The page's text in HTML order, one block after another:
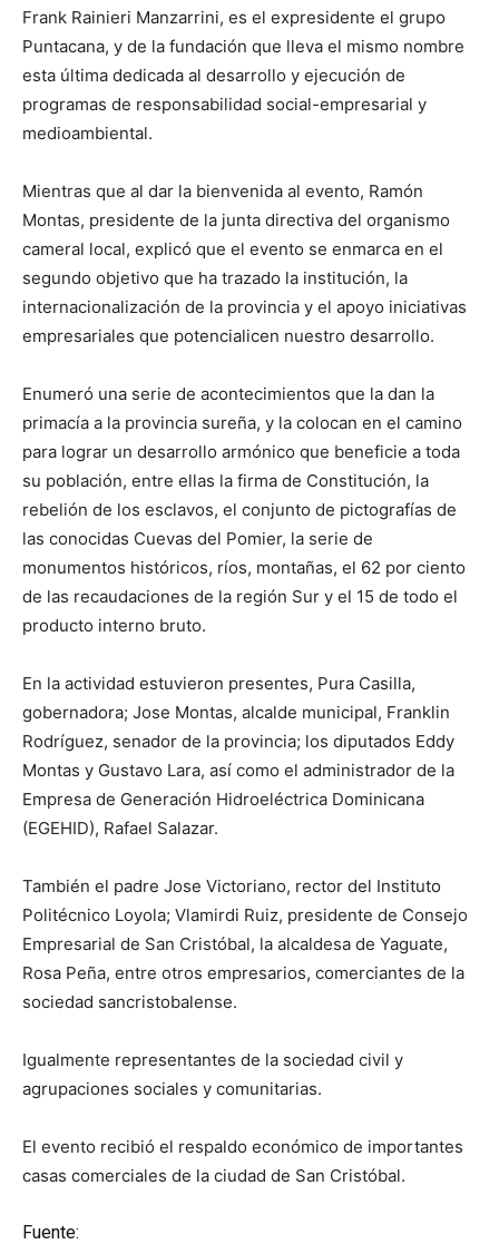
Frank Rainieri Manzarrini, es el expresidente el grupo
Puntacana, y de la fundación que lleva el mismo nombre
esta última dedicada al desarrollo y ejecución de
programas de responsabilidad social-empresarial y
medioambiental.
Mientras que al dar la bienvenida al evento, Ramón
Montas, presidente de la junta directiva del organismo
cameral local, explicó que el evento se enmarca en el
segundo objetivo que ha trazado la institución, la
internacionalización de la provincia y el apoyo iniciativas
empresariales que potencialicen nuestro desarrollo.
Enumeró una serie de acontecimientos que la dan la
primacía a la provincia sureña, y la colocan en el camino
para lograr un desarrollo armónico que beneficie a toda
su población, entre ellas la firma de Constitución, la
rebelión de los esclavos, el conjunto de pictografías de
las conocidas Cuevas del Pomier, la serie de
monumentos históricos, ríos, montañas, el 62 por ciento
de las recaudaciones de la región Sur y el 15 de todo el
producto interno bruto.
En la actividad estuvieron presentes, Pura Casilla,
gobernadora; Jose Montas, alcalde municipal, Franklin
Rodríguez, senador de la provincia; los diputados Eddy
Montas y Gustavo Lara, así como el administrador de la
Empresa de Generación Hidroeléctrica Dominicana
(EGEHID), Rafael Salazar.
También el padre Jose Victoriano, rector del Instituto
Politécnico Loyola; Vlamirdi Ruiz, presidente de Consejo
Empresarial de San Cristóbal, la alcaldesa de Yaguate,
Rosa Peña, entre otros empresarios, comerciantes de la
sociedad sancristobalense.
Igualmente representantes de la sociedad civil y
agrupaciones sociales y comunitarias.
El evento recibió el respaldo económico de importantes
casas comerciales de la ciudad de San Cristóbal.
Fuente: